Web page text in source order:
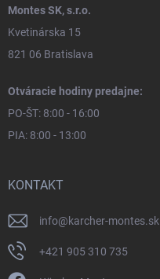
Montes SK, s.r.o.
Kvetinárska 15
821 06 Bratislava
Otváracie hodiny predajne:
PO-ŠT: 8:00 - 16:00
PIA: 8:00 - 13:00
KONTAKT
info@karcher-montes.sk
+421 905 310 735